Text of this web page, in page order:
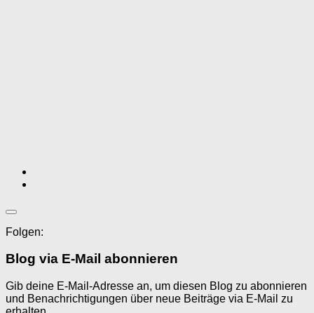
Folgen:
Blog via E-Mail abonnieren
Gib deine E-Mail-Adresse an, um diesen Blog zu abonnieren
und Benachrichtigungen über neue Beiträge via E-Mail zu